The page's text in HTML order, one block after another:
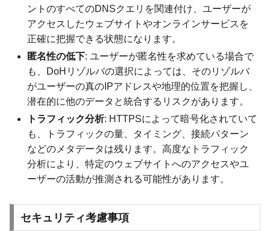
ントのすべてのDNSクエリを関連付け、ユーザーが
アクセスしたウェブサイトやオンラインサービスを
正確に把握できる状態になります。
匿名性の低下: ユーザーが匿名性を求めている場合で
も、DoHリゾルバの選択によっては、そのリゾルバ
がユーザーの真のIPアドレスや地理的位置を把握し、
潜在的に他のデータと統合するリスクがあります。
トラフィック分析: HTTPSによって暗号化されていて
も、トラフィックの量、タイミング、接続パターン
などのメタデータは残ります。高度なトラフィック
分析により、特定のウェブサイトへのアクセスやユ
ーザーの活動が推測される可能性があります。
セキュリティ考慮事項